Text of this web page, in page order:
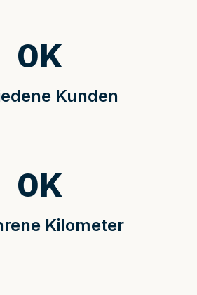
Kunden
0K
Kilometer
0K